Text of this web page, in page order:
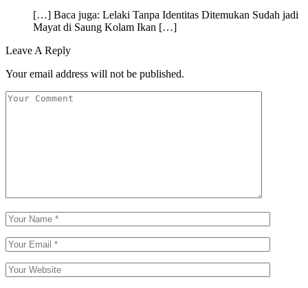
[…] Baca juga: Lelaki Tanpa Identitas Ditemukan Sudah jadi
Mayat di Saung Kolam Ikan […]
Leave A Reply
Your email address will not be published.